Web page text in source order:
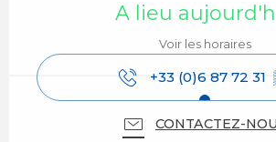
A lieu
Voir les horaires
+33 (0)6 87 72 31
CONTACTEZ-